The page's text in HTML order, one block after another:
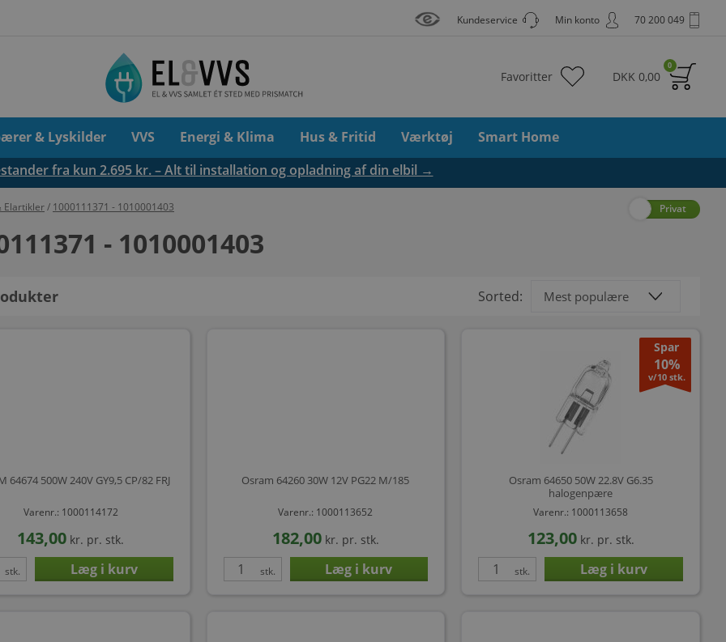
70 200 049
Min konto
Kundeservice
0
DKK 0,00
Favoritter
& Lyskilder VVS Energi & Klima Hus & Fritid Værktøj
Smart Home
fra kun 2.695 kr. – Alt til installation og opladning af din elbil →
Elartikler/ 1000111371 - 1010001403 Privat
- 1010001403
Sorted:
64674 500W 240V GY9,5 CP/82 FRJ
Varenr.: 1000114172
143,00 kr. pr. stk.
stk.
Osram 64260 30W 12V PG22 M/185
Varenr.: 1000113652
182,00 kr. pr. stk.
stk.
Spar
10%
v/10 stk.
Osram 64650 50W 22.8V G6.35
halogenpære
Varenr.: 1000113658
123,00 kr. pr. stk.
stk.